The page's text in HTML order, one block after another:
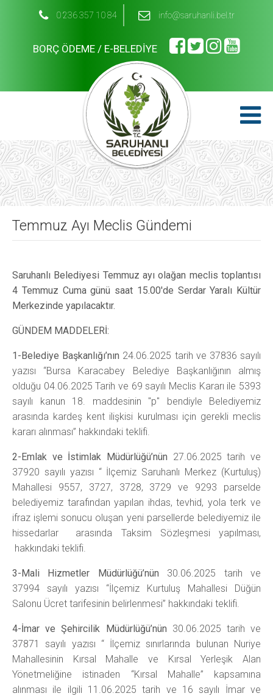
0 236 357 10 84 info@saruhanli.bel.tr
BORÇ ÖDEME / E-BELEDİYE
Temmuz Ayı Meclis Gündemi
Saruhanlı Belediyesi Temmuz ayı olağan meclis toplantısı
4 Temmuz Cuma günü saat 15.00'de Serdar Yaralı Kültür
Merkezinde yapılacaktır.
GÜNDEM MADDELERİ:
1-Belediye Başkanlığı’nın 24.06.2025 tarih ve 37836 sayılı
yazısı “Bursa Karacabey Belediye Başkanlığının almış
olduğu 04.06.2025 Tarih ve 69 sayılı Meclis Kararı ile 5393
sayılı kanun 18. maddesinin "p" bendiyle Belediyemiz
arasında kardeş kent ilişkisi kurulması için gerekli meclis
kararı alınması” hakkındaki teklifi.
2-Emlak ve İstimlak Müdürlüğü’nün 27.06.2025 tarih ve
37920 sayılı yazısı “ İlçemiz Saruhanlı Merkez (Kurtuluş)
Mahallesi 9557, 3727, 3728, 3729 ve 9293 parselde
belediyemiz tarafından yapılan ihdas, tevhid, yola terk ve
ifraz işlemi sonucu oluşan yeni parsellerde belediyemiz ile
hissedarlar arasında Taksim Sözleşmesi yapılması,
hakkındaki teklifi.
3-Mali Hizmetler Müdürlüğü’nün 30.06.2025 tarih ve
37994 sayılı yazısı “İlçemiz Kurtuluş Mahallesi Düğün
Salonu Ücret tarifesinin belirlenmesi” hakkındaki teklifi.
4-İmar ve Şehircilik Müdürlüğü’nün 30.06.2025 tarih ve
37871 sayılı yazısı “ İlçemiz sınırlarında bulunan Nuriye
Mahallesinin Kırsal Mahalle ve Kırsal Yerleşik Alan
Yönetmeliğine istinaden “Kırsal Mahalle” kapsamına
alınması ile ilgili 11.06.2025 tarih ve 16 sayılı İmar ve